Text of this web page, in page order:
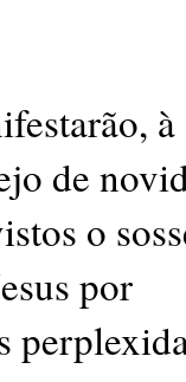
à
de
o
por